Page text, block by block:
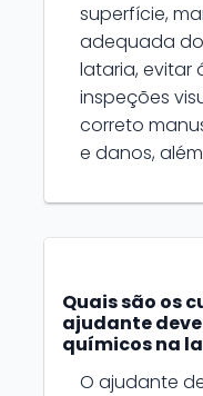
superfície,
adequada
lataria, evitar
inspeções
correto
e danos,
Quais são os
ajudante
químicos na
O ajudante